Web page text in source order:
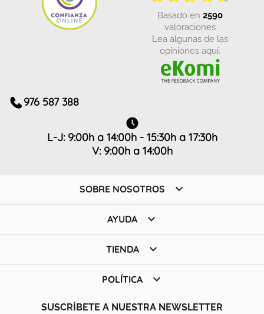
basado en 2590
valoraciones
Lea algunas de las
opiniones aquí.
976 587 388
L-J: 9:00h a 14:00h - 15:30h a 17:30h
V: 9:00h a 14:00h
SOBRE NOSOTROS 
AYUDA 
TIENDA 
POLÍTICA 
SUSCRÍBETE A NUESTRA NEWSLETTER